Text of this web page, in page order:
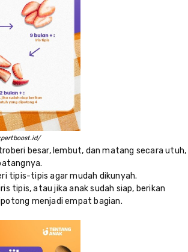
besar, lembut, dan matang secara utuh,
tipis-tipis agar mudah dikunyah.
tipis, atau jika anak sudah siap, berikan
menjadi empat bagian.